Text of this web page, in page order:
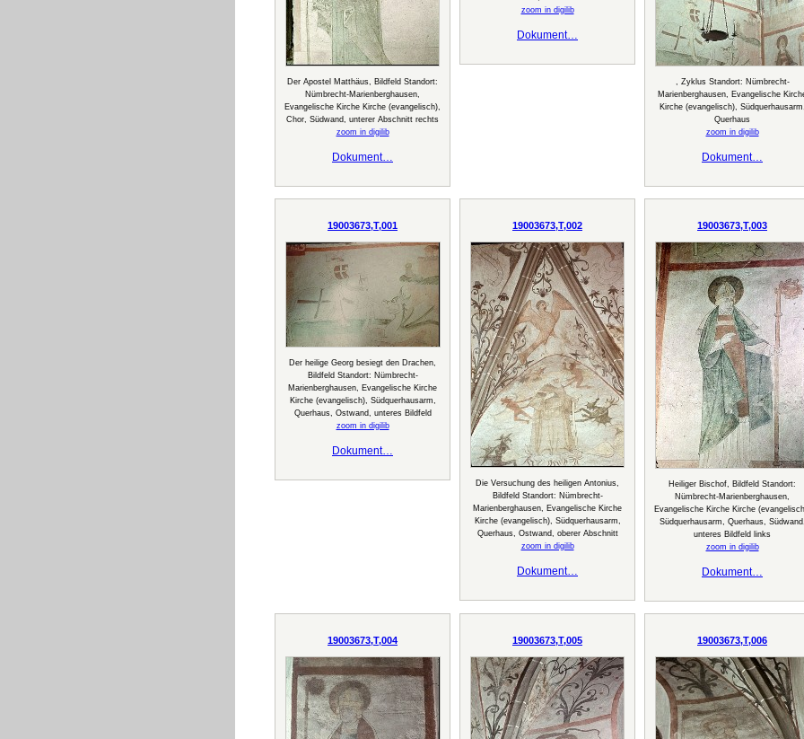
Der Apostel Matthäus, Bildfeld Standort:
Nümbrecht-Marienberghausen,
Evangelische Kirche Kirche (evangelisch),
Chor, Südwand, unterer Abschnitt rechts
zoom in digilib
Dokument…
zoom in digilib
Dokument…
, Zyklus Standort: Nümbrecht-
Marienberghausen, Evangelische
Kirche (evangelisch),
Querhaus
zoom in digilib
Dokument…
19003673,T,001
Der heilige Georg besiegt den Drachen,
Bildfeld Standort: Nümbrecht-
Marienberghausen, Evangelische Kirche
Kirche (evangelisch), Südquerhausarm,
Querhaus, Ostwand, unteres Bildfeld
zoom in digilib
Dokument…
19003673,T,002
Die Versuchung des heiligen Antonius,
Bildfeld Standort: Nümbrecht-
Marienberghausen, Evangelische Kirche
Kirche (evangelisch), Südquerhausarm,
Querhaus, Ostwand, oberer Abschnitt
zoom in digilib
Dokument…
19003673,T,003
Heiliger Bischof, Bildfeld Standort:
Nümbrecht-Marienberghausen,
Evangelische Kirche Kirche
Südquerhausarm, Querhaus,
unteres Bildfeld links
zoom in digilib
Dokument…
19003673,T,004 19003673,T,005 19003673,T,006